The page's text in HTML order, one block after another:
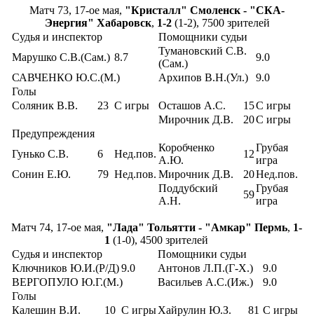
Матч 73, 17-ое мая, "Кристалл" Смоленск - "СКА-
Энергия" Хабаровск, 1-2(1-2), 7500 зрителей
Судья и инспектор
Помощники судьи
Марушко С.В.(Сам.) 8.7
Тумановский С.В.
(Сам.)
9.0
САВЧЕНКО Ю.С.(М.)
Архипов В.Н.(Ул.)
9.0
Голы
Соляник В.В.
23 С игры Осташов А.С. 15С игры
Мирочник Д.В.
20С игры
Предупреждения
Гунько С.В.
6 Нед.пов.
Коробченко
А.Ю.
12
Грубая
игра
Сонин Е.Ю.
79 Нед.пов. Мирочник Д.В. 20Нед.пов.
Поддубский
А.Н.
59
Грубая
игра
Матч 74, 17-ое мая, "Лада" Тольятти - "Амкар" Пермь, 1-
1 (1-0), 4500 зрителей
Судья и инспектор
Помощники судьи
Ключников Ю.И.(Р/Д)9.0 Антонов Л.П.(Г-Х.)
9.0
ВЕРГОПУЛО Ю.Г.(М.)
Васильев А.С.(Иж.)
9.0
Голы
Калешин В.И.
10 С игрыХайрулин Ю.З. 81 С игры